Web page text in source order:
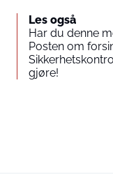
Les også
Har du denne
Posten om
gjøre!